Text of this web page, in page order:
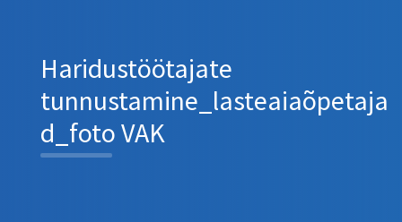
Haridustöötajate
tunnustamine_lasteaiaõpetaja
d_foto VAK